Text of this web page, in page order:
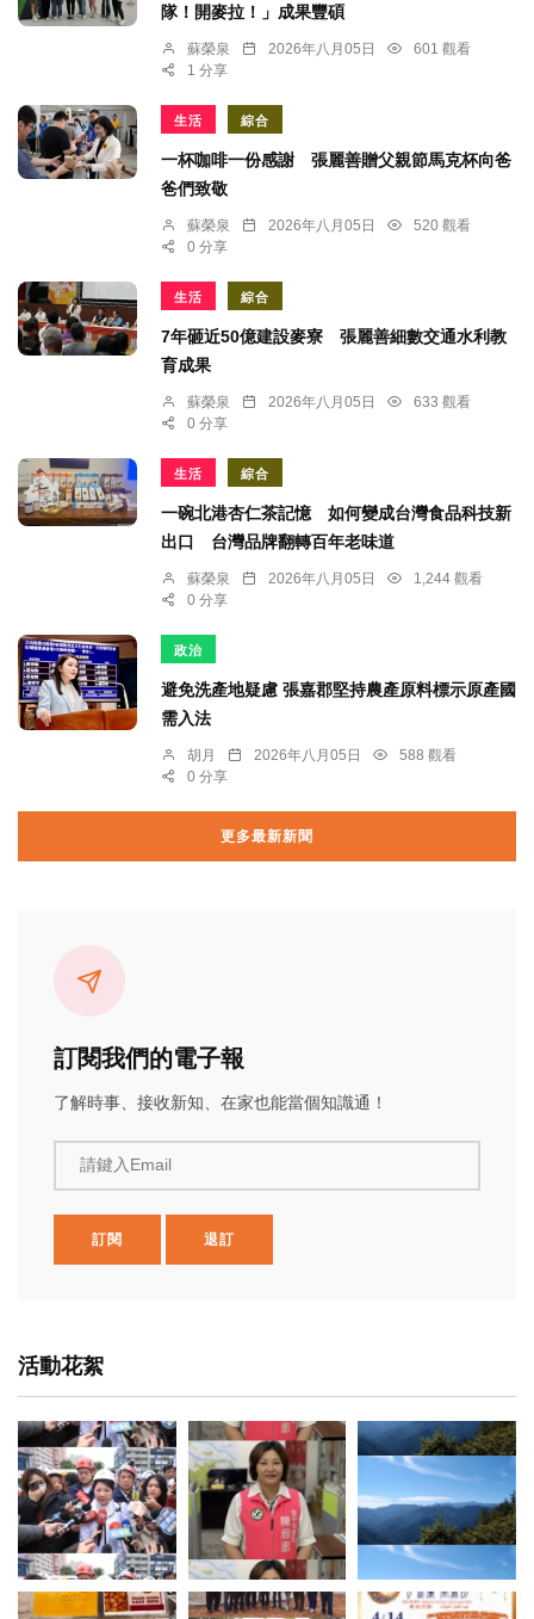
隊！開麥拉！」成果豐碩
蘇榮泉 2026年八月05日
601 觀看
1 分享
生活 綜合
一杯咖啡一份感謝 張麗善贈父親節馬克杯向爸
爸們致敬
蘇榮泉 2026年八月05日
520 觀看
0 分享
生活 綜合
7年砸近50億建設麥寮 張麗善細數交通水利教
育成果
蘇榮泉 2026年八月05日
633 觀看
0 分享
生活 綜合
一碗北港杏仁茶記憶 如何變成台灣食品科技新
出口 台灣品牌翻轉百年老味道
蘇榮泉 2026年八月05日
1,244 觀看
0 分享
政治
避免洗產地疑慮 張嘉郡堅持農產原料標示原產國
需入法
胡月 2026年八月05日
588 觀看
0 分享
更多最新新聞
訂閱我們的電子報
了解時事、接收新知、在家也能當個知識通！
請鍵入Email
訂閱 退訂
活動花絮